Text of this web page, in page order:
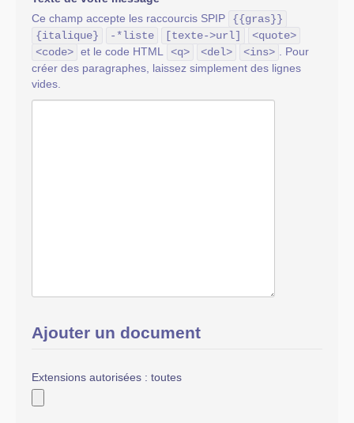
Ce champ accepte les raccourcis SPIP
{{gras}}
{italique}
-*liste [texte->url]
<quote>
<code> et le code HTML <q> <del> <ins>
. Pour
créer des paragraphes, laissez simplement des lignes
vides.
Ajouter un document
Extensions autorisées : toutes